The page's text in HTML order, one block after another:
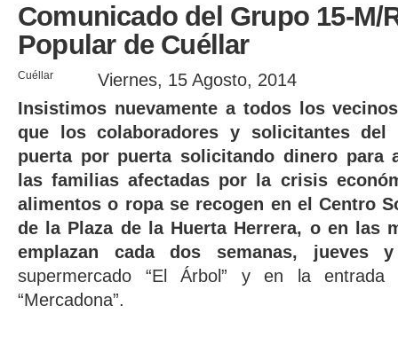
Comunicado del Grupo 15-M/
Popular de Cuéllar
Cuéllar
Viernes, 15 Agosto, 2014
Insistimos nuevamente a todos los
que los colaboradores y solicitantes del
puerta por puerta solicitando dinero para
las familias afectadas por la crisis
alimentos o ropa se recogen en el Centro
de la Plaza de la Huerta Herrera, o en las
emplazan cada dos semanas, jueves y
supermercado “El Árbol” y en la entrada
“Mercadona”.